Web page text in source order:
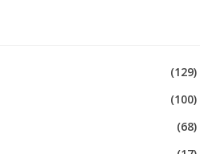
(129)
(100)
(68)